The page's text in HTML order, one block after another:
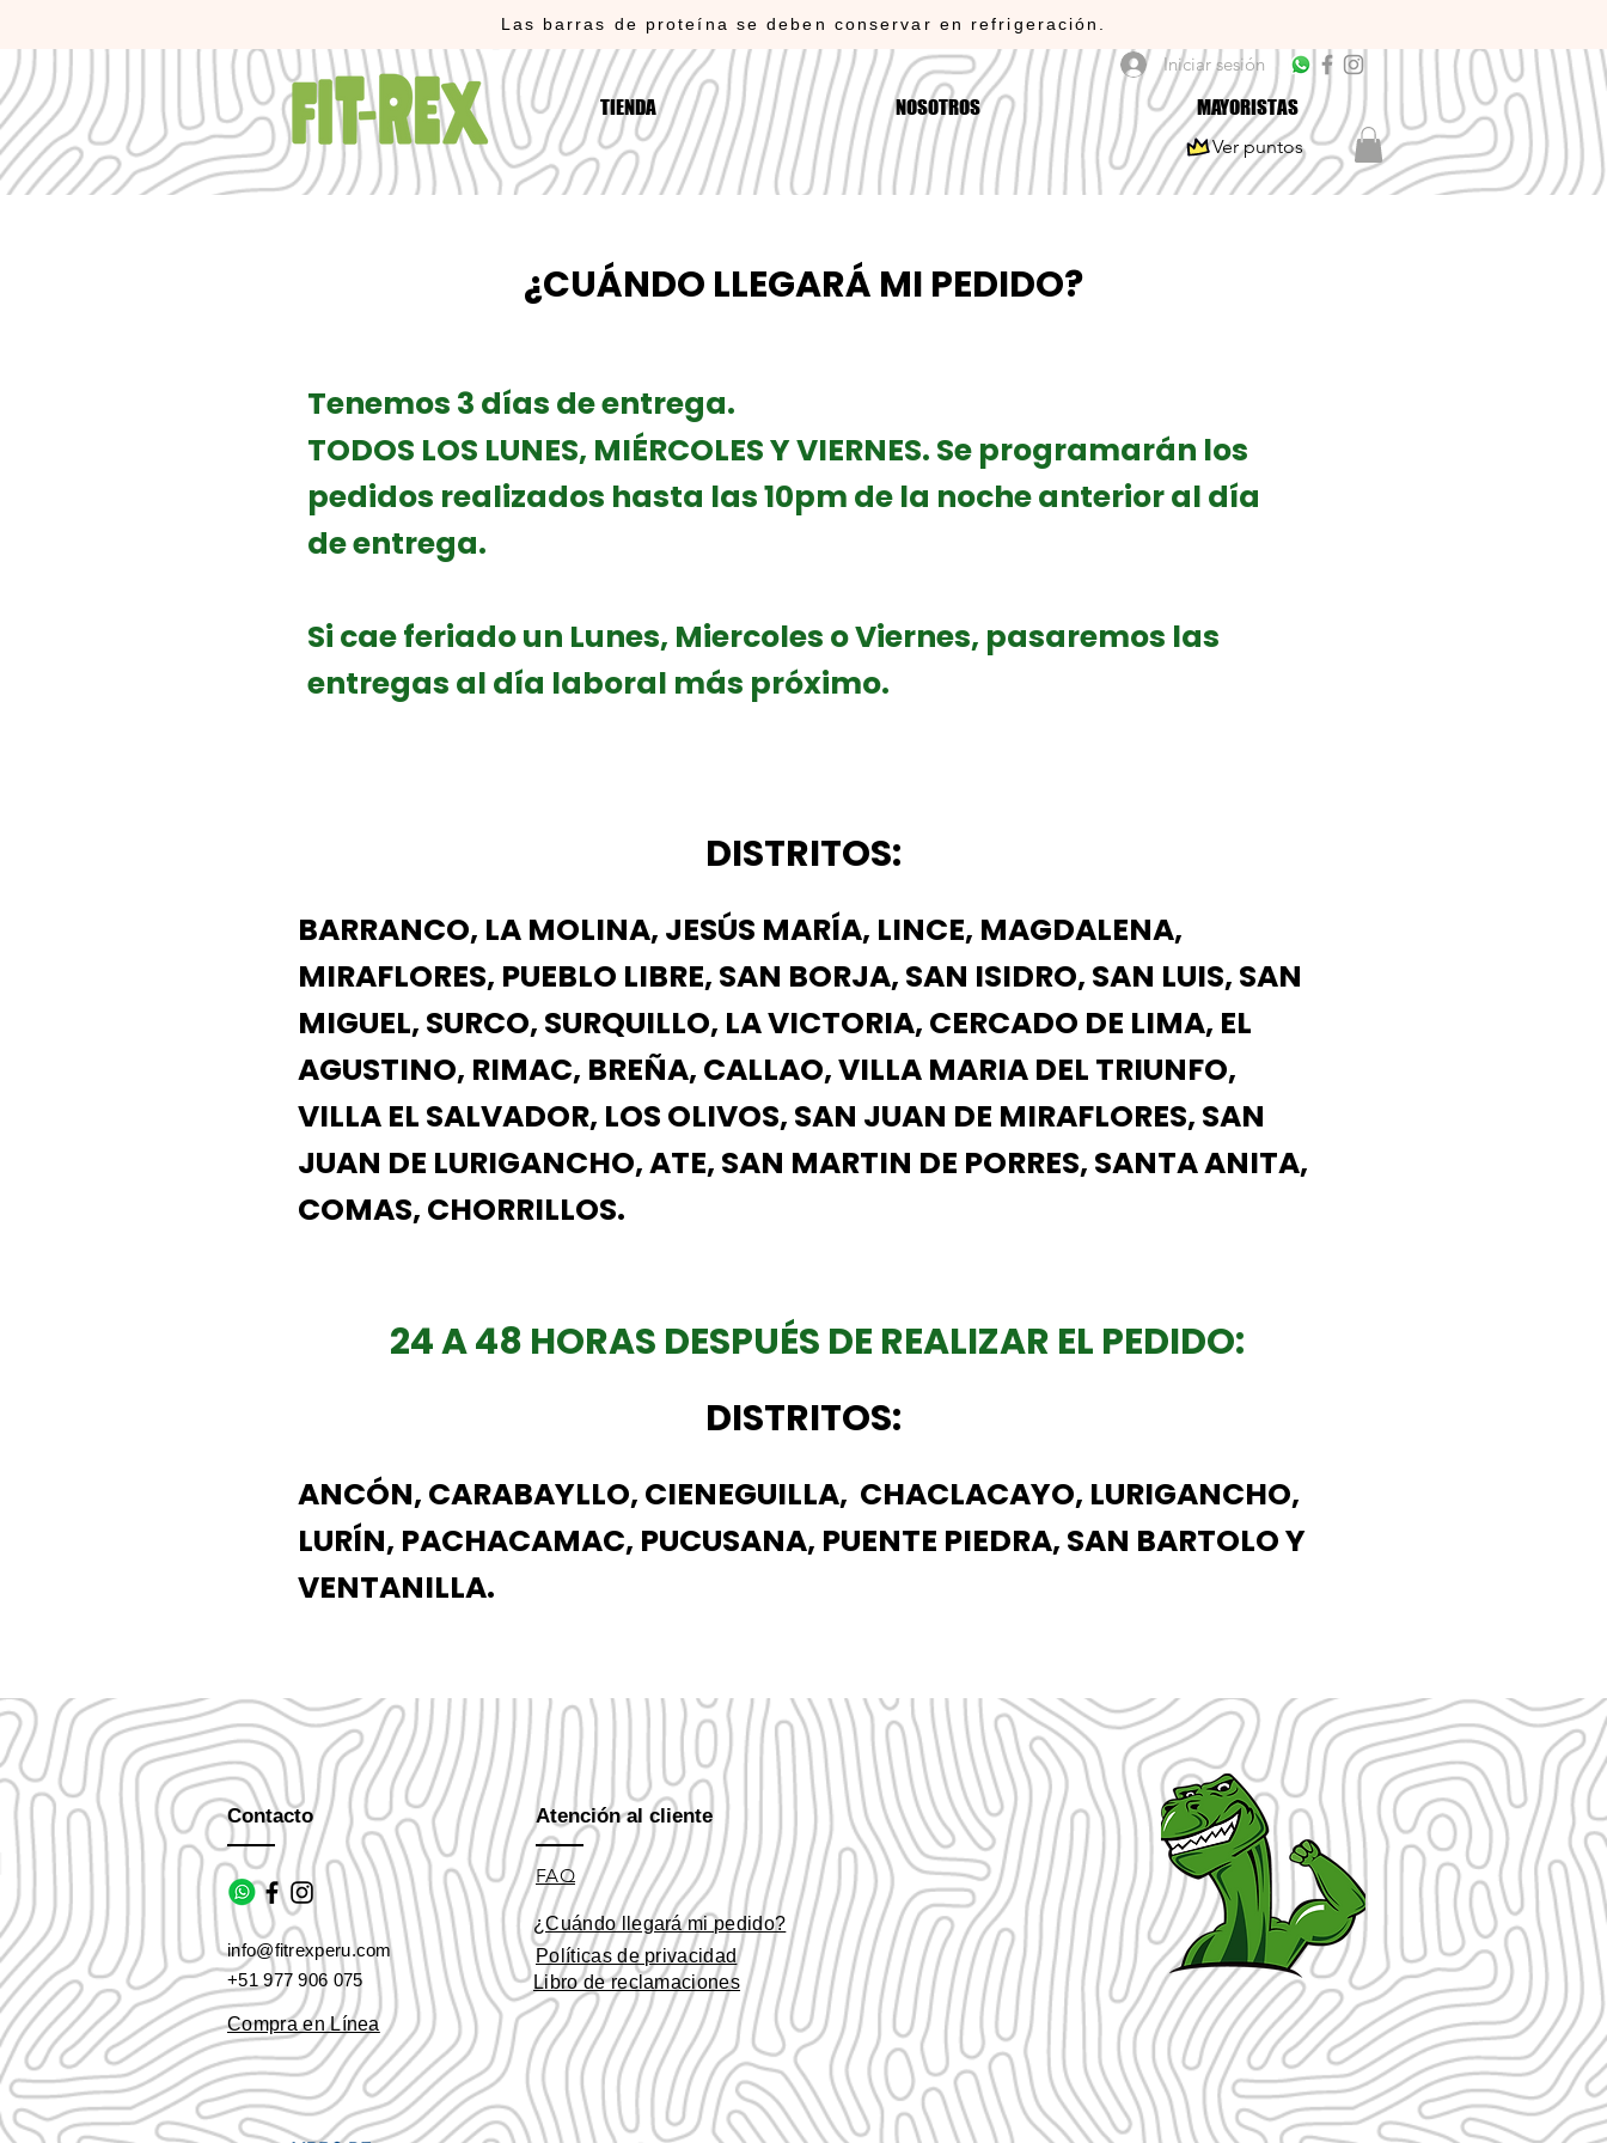
Las barras de proteína se deben conservar en refrigeración.
Iniciar sesión
TIENDA NOSOTROS MAYORISTAS
Ver puntos
¿CUÁNDO LLEGARÁ MI PEDIDO?
Tenemos 3 días de entrega.
TODOS LOS LUNES, MIÉRCOLES Y VIERNES. Se programarán los
pedidos realizados hasta las 10pm de la noche anterior al día
de entrega.
Si cae feriado un Lunes, Miercoles o Viernes, pasaremos las
entregas al día laboral más próximo.
DISTRITOS:
BARRANCO, LA MOLINA, JESÚS MARÍA, LINCE, MAGDALENA,
MIRAFLORES, PUEBLO LIBRE, SAN BORJA, SAN ISIDRO, SAN LUIS, SAN
MIGUEL, SURCO, SURQUILLO, LA VICTORIA, CERCADO DE LIMA, EL
AGUSTINO, RIMAC, BREÑA, CALLAO, VILLA MARIA DEL TRIUNFO,
VILLA EL SALVADOR, LOS OLIVOS, SAN JUAN DE MIRAFLORES, SAN
JUAN DE LURIGANCHO, ATE, SAN MARTIN DE PORRES, SANTA ANITA,
COMAS, CHORRILLOS.
DISTRITOS:
ANCÓN, CARABAYLLO, CIENEGUILLA, CHACLACAYO, LURIGANCHO,
LURÍN, PACHACAMAC, PUCUSANA, PUENTE PIEDRA, SAN BARTOLO Y
VENTANILLA.
24 A 48 HORAS DESPUÉS DE REALIZAR EL PEDIDO:
Contacto
info@fitrexperu.com
+51 977 906 075
Compra en Línea
Atención al cliente
FAQ
Políticas de privacidad
¿Cuándo llegará mi pedido?
Libro de reclamaciones